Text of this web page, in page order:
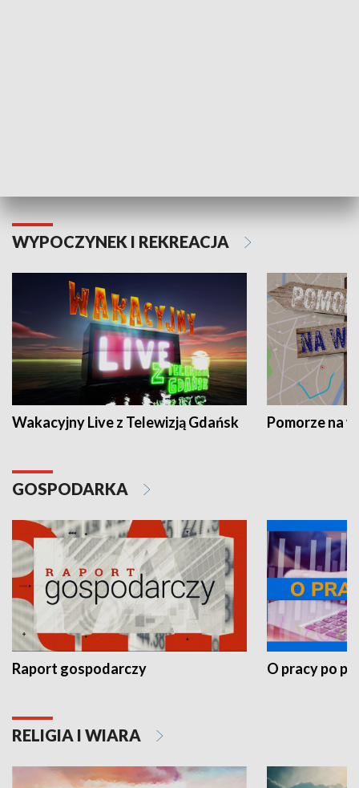
WYPOCZYNEK I REKREACJA
Wakacyjny Live z Telewizją Gdańsk Pomorze na
GOSPODARKA
Raport gospodarczy O pracy po
RELIGIA I WIARA